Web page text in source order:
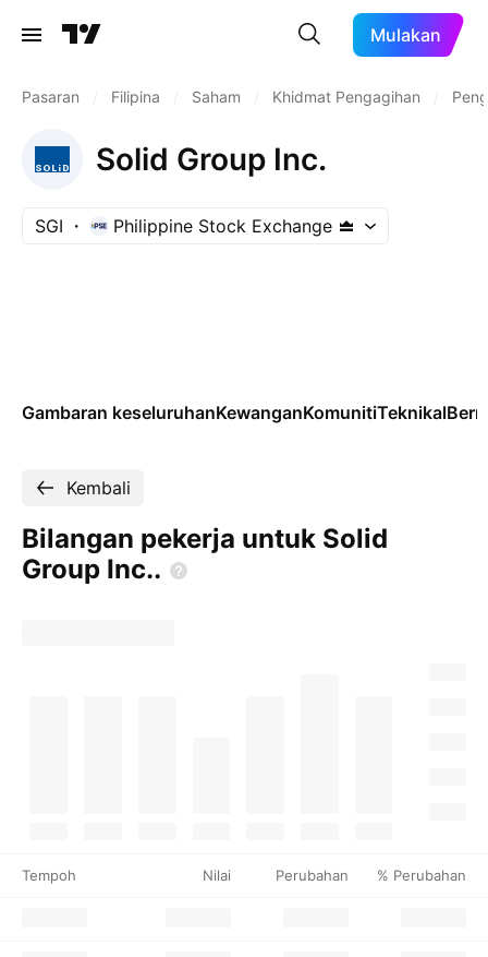
Mulakan
Pasaran Filipina Saham Khidmat Pengagihan
Solid Group Inc.
SGI Philippine Stock Exchange
Gambaran keseluruhanKewanganKomunitiTeknikal
Kembali
Bilangan pekerja untuk Solid
Group Inc..
Tempoh Nilai Perubahan % Perubahan